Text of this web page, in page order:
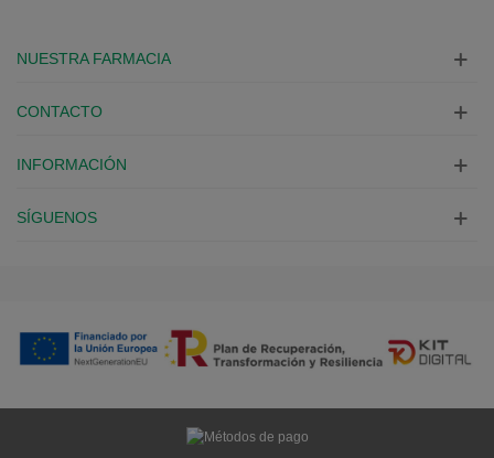
NUESTRA FARMACIA
CONTACTO
INFORMACIÓN
SÍGUENOS